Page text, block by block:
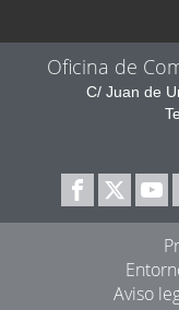
Oficina de
C/ Juan de
Aviso